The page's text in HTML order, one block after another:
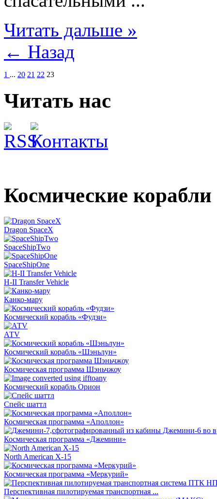
Читать дальше »
← Назад
1 ... 20 21 22 23
Читать нас
Космические корабли
Dragon SpaceX
SpaceShipTwo
SpaceShipOne
H-II Transfer Vehicle
Канко-мару
Космический корабль «Фудзи»
АТV
Космический корабль «Шэньлун»
Космическая программа Шэньчжоу
Космический корабль Орион
Спейс шаттл
Космическая программа «Аполлон»
Космическая программа «Джемини»
North American X-15
Космическая программа «Меркурий»
Перспективная пилотируемая транспортная ...